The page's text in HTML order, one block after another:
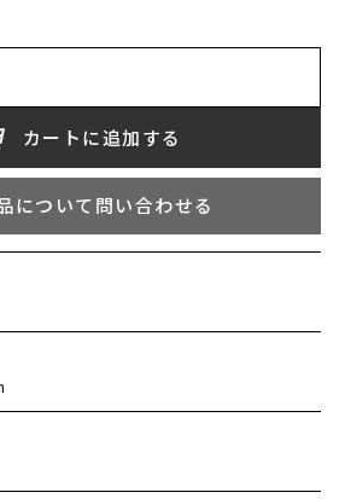
カートに追加する
について問い合わせる
り依頼ボタンを選択してください。
、備考を入力して送信してください。
にあるリンクからお見積りが確認できます。